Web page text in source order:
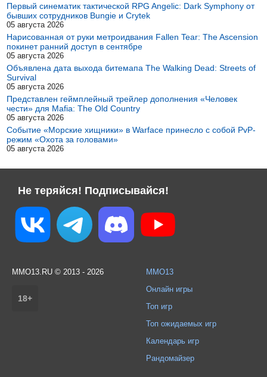
Первый синематик тактической RPG Angelic: Dark Symphony от
бывших сотрудников Bungie и Crytek
05 августа 2026
Нарисованная от руки метроидвания Fallen Tear: The Ascension
покинет ранний доступ в сентябре
05 августа 2026
Объявлена дата выхода битемапа The Walking Dead: Streets of
Survival
05 августа 2026
Представлен геймплейный трейлер дополнения «Человек
чести» для Mafia: The Old Country
05 августа 2026
Событие «Морские хищники» в Warface принесло с собой PvP-
режим «Охота за головами»
05 августа 2026
Не теряйся! Подписывайся!
MMO13.RU © 2013 - 2026
18+
MMO13
Онлайн игры
Топ игр
Топ ожидаемых игр
Календарь игр
Рандомайзер